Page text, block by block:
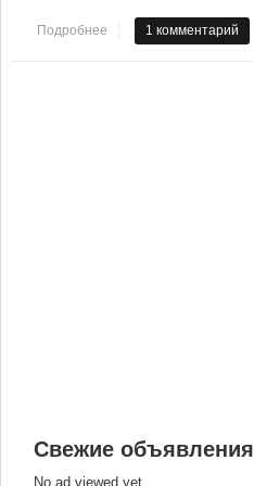
Подробнее о ПРЯЗДРЯВЛЯЮ
1 комментарий
Свежие объявления
No ad viewed yet.